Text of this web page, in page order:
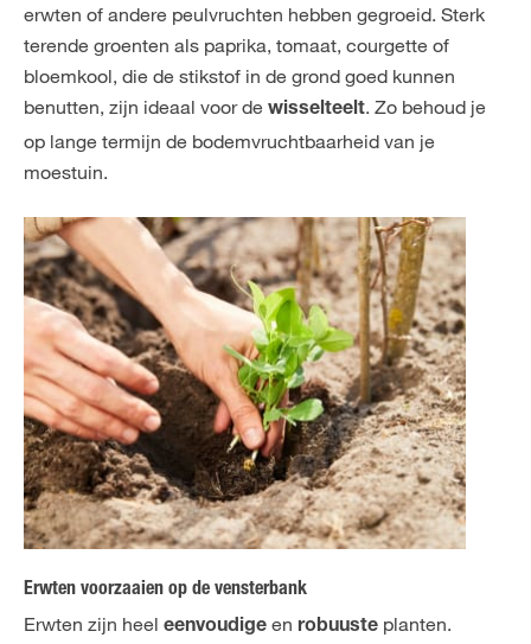
erwten of andere peulvruchten hebben gegroeid. Sterk
terende groenten als paprika, tomaat, courgette of
bloemkool, die de stikstof in de grond goed kunnen
benutten, zijn ideaal voor de wisselteelt. Zo behoud je
op lange termijn de bodemvruchtbaarheid van je
moestuin.
Erwten voorzaaien op de vensterbank
Erwten zijn heel eenvoudige en robuuste planten.